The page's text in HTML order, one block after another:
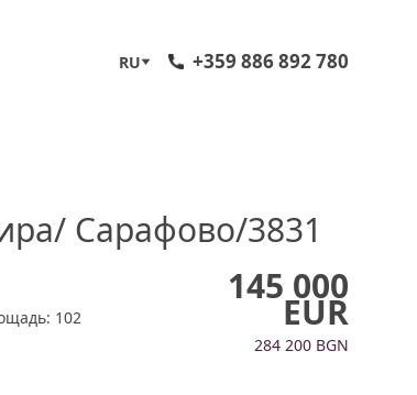
RU +359 886 892 780
Сарафово/3831
102
145 000
EUR
284 200 BGN